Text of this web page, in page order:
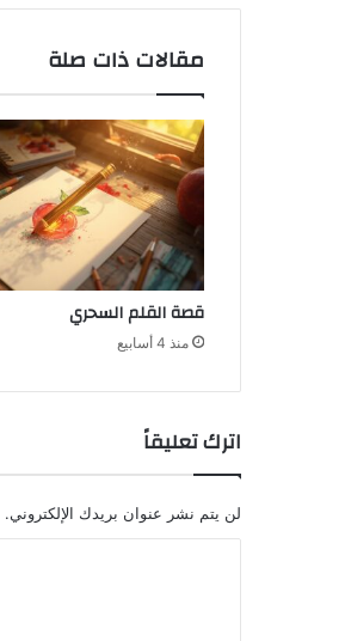
مقالات ذات صلة
قصة القلم السحري
منذ 4 أسابيع
اترك تعليقاً
لن يتم نشر عنوان بريدك الإلكتروني.